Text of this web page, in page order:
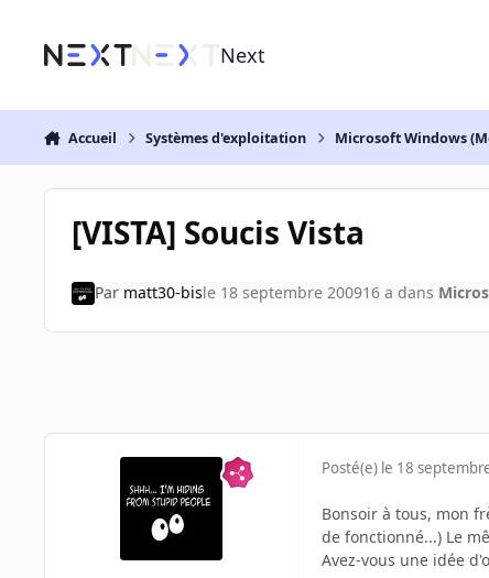
Next
Accueil Systèmes d'exploitation Microsoft Windows
[VISTA] Soucis Vista
Par matt30-bisle 18 septembre 200916 a dans
Posté(e) le 18
Bonsoir à tous, mon
de fonctionné...) Le
Avez-vous une idée